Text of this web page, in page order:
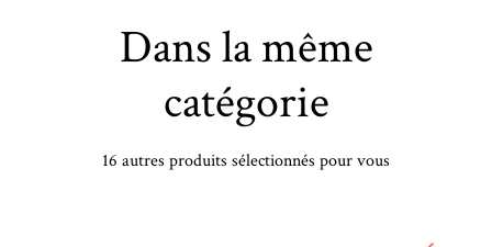
Dans la même
catégorie
16 autres produits sélectionnés pour vous